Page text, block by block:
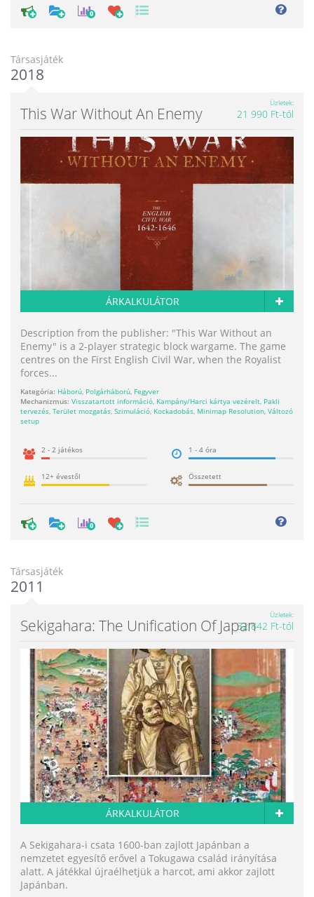
0
Társasjáték
2018
This War Without An Enemy
Üzletek
21 990 Ft-tól
ÁRKALKULÁTOR
Description from the publisher: "This War Without an
Enemy" is a 2-player strategic block wargame. The game
centres on the First English Civil War, when the Royalist
forces...
Kategória: Háború, Polgárháború, Fegyver
Mechanizmus: Visszatartott információ, Kampány/Harci kártya vezérelt, Pakli
tervezés, Terület mozgatás, Szimuláció, Kockadobás, Minimap Resolution, Változó
setup
2 - 2 játékos 1 - 4 óra
12+ évestől Összetett
0
Társasjáték
2011
Sekigahara: The Unification Of Japan
Üzletek
32 842 Ft-tól
ÁRKALKULÁTOR
A Sekigahara-i csata 1600-ban zajlott Japánban a
nemzetet egyesítő erővel a Tokugawa család irányítása
alatt. A játékkal újraélhetjük a harcot, ami akkor zajlott
Japánban.